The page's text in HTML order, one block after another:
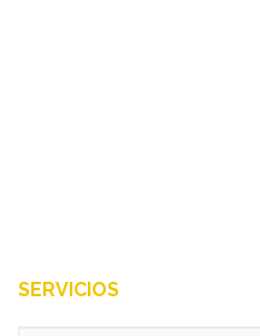
SERVICIOS